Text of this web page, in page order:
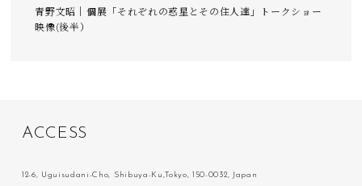
青野文昭｜個展「それぞれの惑星とその住人達」トークショー
映像(後半）
ACC ESS
12-6, Uguisudani-Cho, Shibuya-Ku,Tokyo, 150-0032, Japan